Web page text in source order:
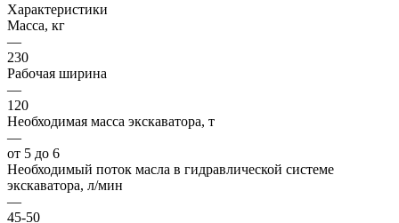
Характеристики
Масса, кг
—
230
Рабочая ширина
—
120
Необходимая масса экскаватора, т
—
от 5 до 6
Необходимый поток масла в гидравлической системе
экскаватора, л/мин
—
45-50